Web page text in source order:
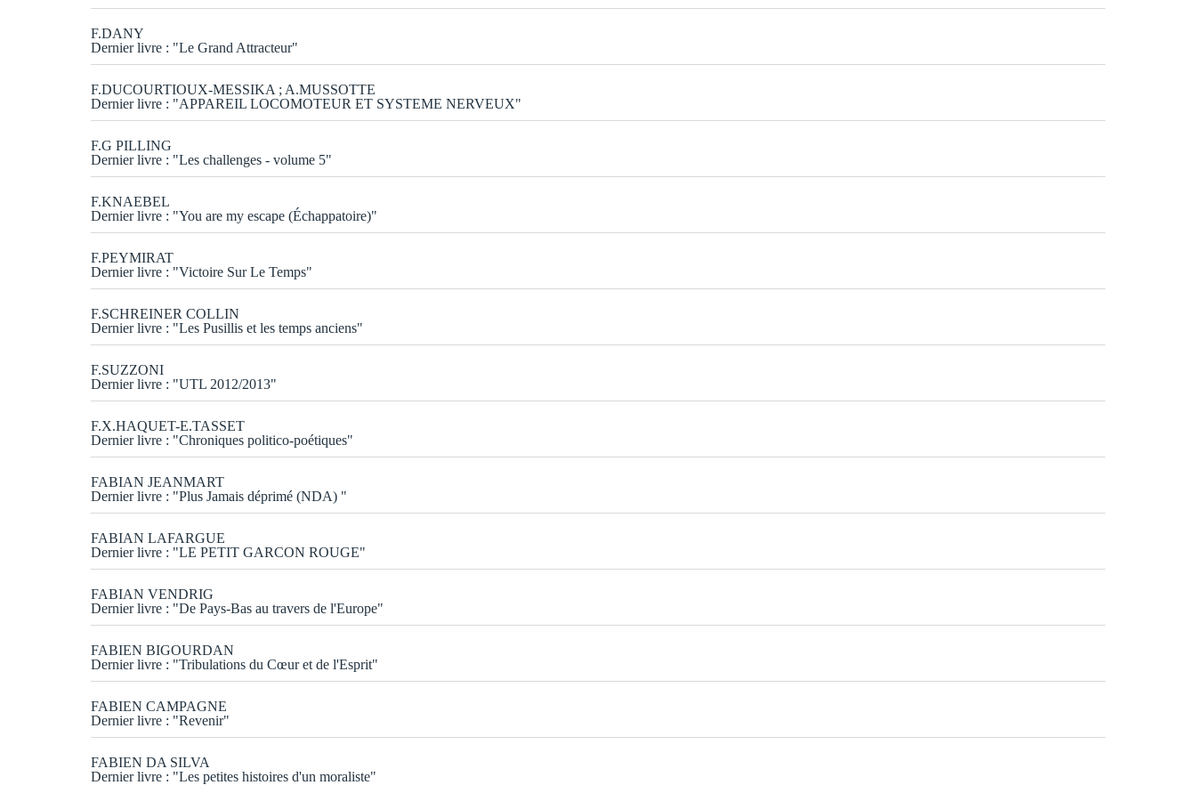
F.DANY
Dernier livre : "Le Grand Attracteur"
F.DUCOURTIOUX-MESSIKA ; A.MUSSOTTE
Dernier livre : "APPAREIL LOCOMOTEUR ET SYSTEME NERVEUX"
F.G PILLING
Dernier livre : "Les challenges - volume 5"
F.KNAEBEL
Dernier livre : "You are my escape (Échappatoire)"
F.PEYMIRAT
Dernier livre : "Victoire Sur Le Temps"
F.SCHREINER COLLIN
Dernier livre : "Les Pusillis et les temps anciens"
F.SUZZONI
Dernier livre : "UTL 2012/2013"
F.X.HAQUET-E.TASSET
Dernier livre : "Chroniques politico-poétiques"
FABIAN JEANMART
Dernier livre : "Plus Jamais déprimé (NDA) "
FABIAN LAFARGUE
Dernier livre : "LE PETIT GARCON ROUGE"
FABIAN VENDRIG
Dernier livre : "De Pays-Bas au travers de l'Europe"
FABIEN BIGOURDAN
Dernier livre : "Tribulations du Cœur et de l'Esprit"
FABIEN CAMPAGNE
Dernier livre : "Revenir"
FABIEN DA SILVA
Dernier livre : "Les petites histoires d'un moraliste"